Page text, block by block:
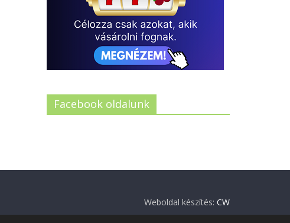
Facebook oldalunk
Weboldal készítés: CW